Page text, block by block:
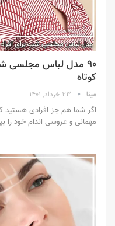
۹۰ مدل لباس مجلسی
کوتاه
مینا 23 خرداد, 1401
اگر شما هم جز افرادی هستید
مهمانی و عروسی اندام خود را